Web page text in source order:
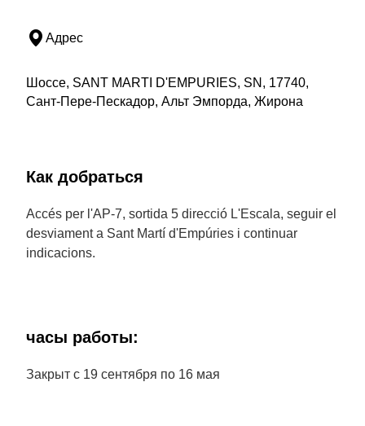
Адрес
Шоссе, SANT MARTI D'EMPURIES, SN, 17740,
Сант-Пере-Пескадор, Альт Эмпорда, Жирона
Как добраться
Accés per l'AP-7, sortida 5 direcció L'Escala, seguir el
desviament a Sant Martí d'Empúries i continuar
indicacions.
часы работы:
Закрыт с 19 сентября по 16 мая